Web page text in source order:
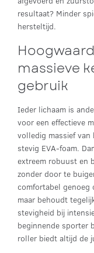
resultaat? Minder
hersteltijd.
massieve
gebruik
Ieder lichaam is
voor een effectieve
volledig massief van
stevig EVA-foam.
extreem robuust en
zonder door te
comfortabel genoeg
maar behoudt
stevigheid bij
beginnende sporter
roller biedt altijd de